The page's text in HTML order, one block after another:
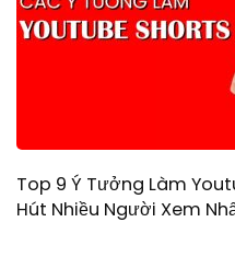
Top 9 Ý Tưởng Làm
Hút Nhiều Người Xem